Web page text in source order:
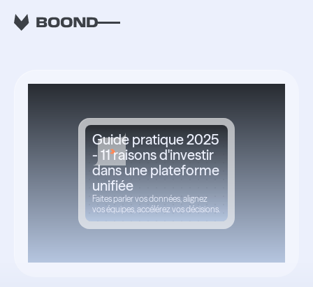
RETOUR
Guide pratique 2025
- 11 raisons d'investir
dans une plateforme
unifiée
Faites parler vos données, alignez
vos équipes, accélérez vos décisions.